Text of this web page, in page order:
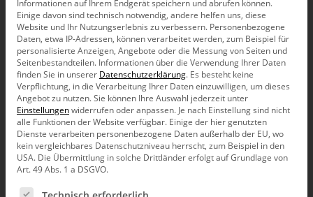
22. September 2022,Webinaraufzeichnung
Informationen auf Ihrem Endgerät speichern und abrufen können.
Einige davon sind technisch notwendig, andere helfen uns, diese
Website und Ihr Nutzungserlebnis zu verbessern. Personenbezogene
Daten, etwa IP-Adressen, können verarbeitet werden, zum Beispiel für
personalisierte Anzeigen, Angebote oder die Messung von Seiten und
Seitenbestandteilen. Informationen über die Verwendung Ihrer Daten
finden Sie in unserer Datenschutzerklärung. Es besteht keine
Verpflichtung, in die Verarbeitung Ihrer Daten einzuwilligen, um dieses
Angebot zu nutzen.Sie können Ihre Auswahl jederzeit unter
Einstellungenwiderrufen oder anpassen. Je nach Einstellung sind nicht
alle Funktionen der Website verfügbar. Einige der hier genutzten
Dienste verarbeiten personenbezogene Daten außerhalb der EU, wo
kein vergleichbares Datenschutzniveau herrscht, zum Beispiel in den
USA. Die Übermittlung in solche Drittländer erfolgt auf Grundlage von
Art. 49 Abs. 1 a DSGVO.
Es folgt eine Liste der Service-Gruppen, für die eine